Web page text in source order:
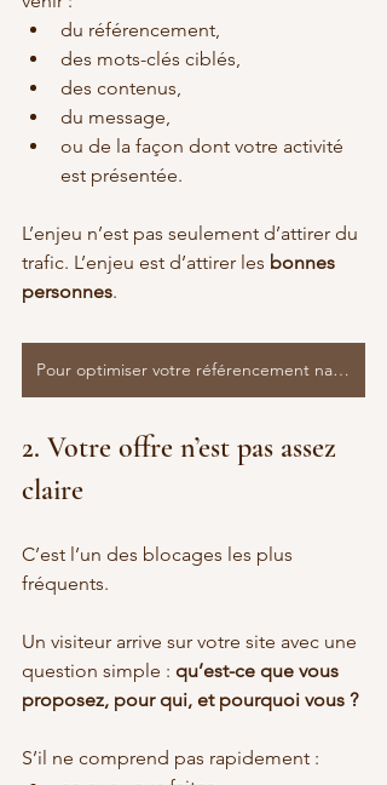
du référencement,
des mots-clés ciblés,
des contenus,
du message,
ou de la façon dont votre activité
est présentée.
L’enjeu n’est pas seulement d’attirer du
trafic. L’enjeu est d’attirer les bonnes
personnes.
Pour optimiser votre référencement naturel
2. Votre offre n’est pas assez
claire
C’est l’un des blocages les plus
fréquents.
Un visiteur arrive sur votre site avec une
question simple : qu’est-ce que vous
proposez, pour qui, et pourquoi vous ?
S’il ne comprend pas rapidement :